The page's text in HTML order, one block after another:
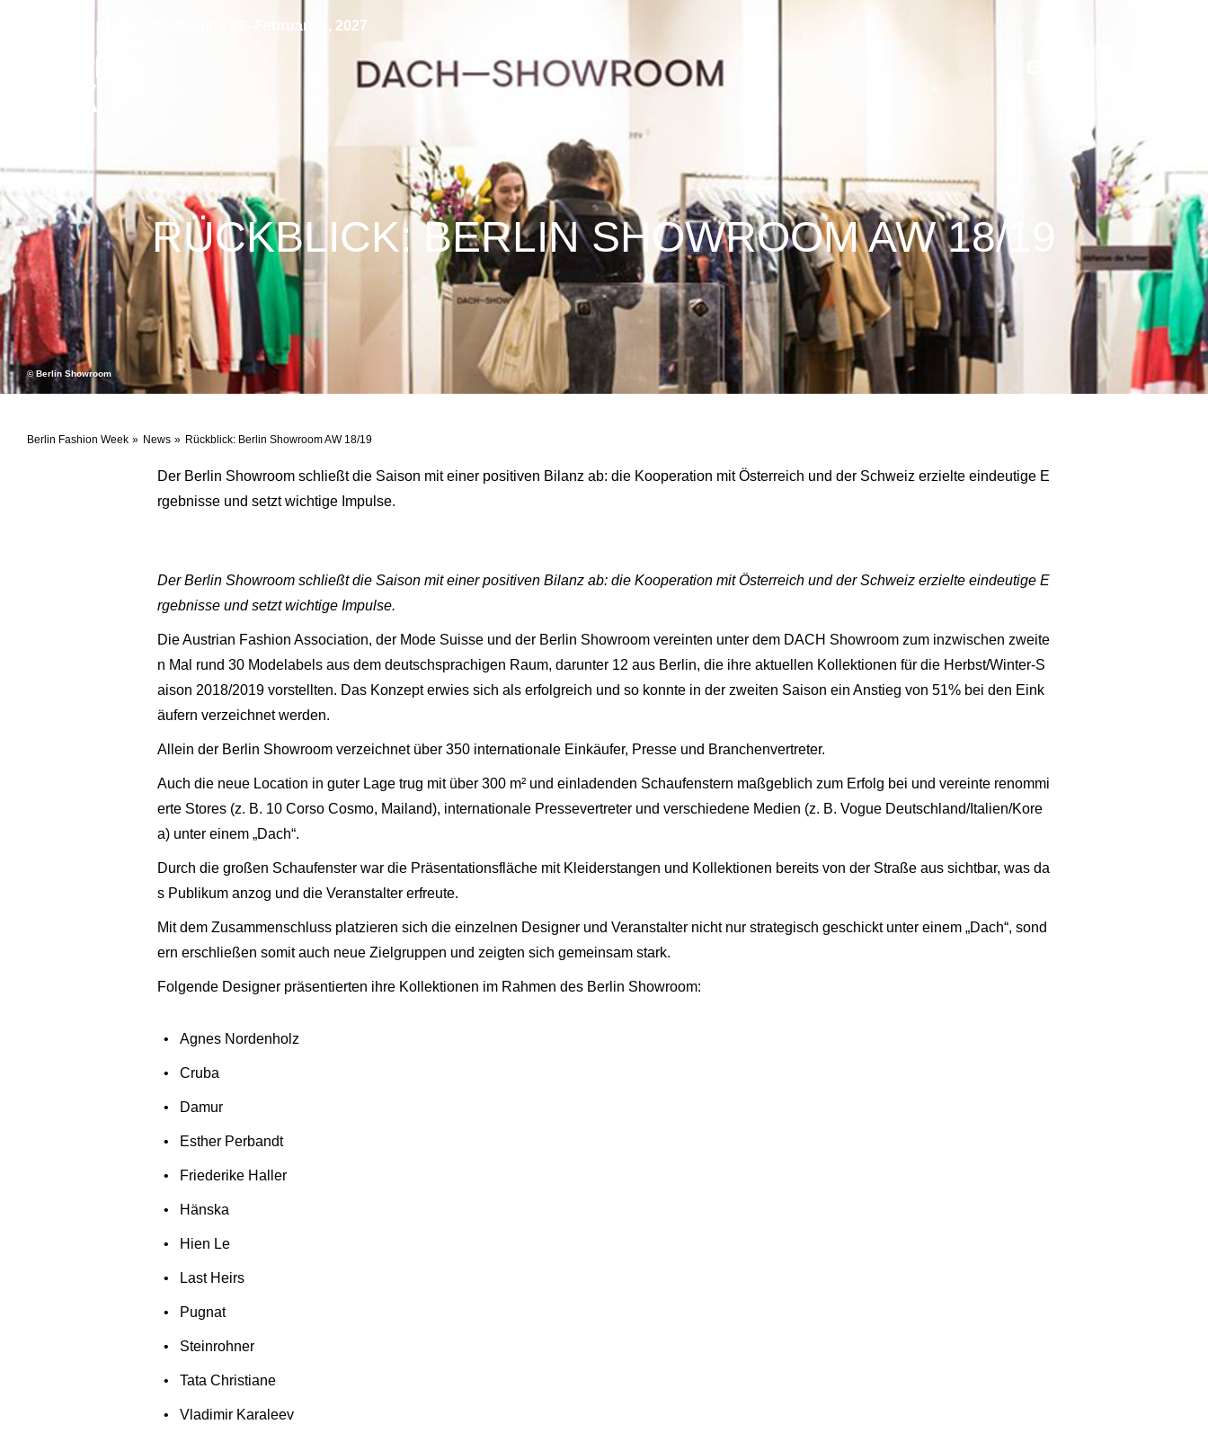
AW27 / January 29–February 1, 2027
Berlin Fashion Week News Rückblick: Berlin Showroom AW 18/19
RÜCKBLICK: BERLIN SHOWROOM AW 18/19
© Berlin Showroom
Der Berlin Showroom schließt die Saison mit einer positiven Bilanz ab: die Kooperation mit Österreich und der Schweiz erzielte eindeutige E
rgebnisse und setzt wichtige Impulse.
Der Berlin Showroom schließt die Saison mit einer positiven Bilanz ab: die Kooperation mit Österreich und der Schweiz erzielte eindeutige E
rgebnisse und setzt wichtige Impulse.
Die Austrian Fashion Association, der Mode Suisse und der Berlin Showroom vereinten unter dem DACH Showroom zum inzwischen zweite
n Mal rund 30 Modelabels aus dem deutschsprachigen Raum, darunter 12 aus Berlin, die ihre aktuellen Kollektionen für die Herbst/Winter-S
aison 2018/2019 vorstellten. Das Konzept erwies sich als erfolgreich und so konnte in der zweiten Saison ein Anstieg von 51% bei den Eink
äufern verzeichnet werden.
Allein der Berlin Showroom verzeichnet über 350 internationale Einkäufer, Presse und Branchenvertreter.
Auch die neue Location in guter Lage trug mit über 300 m² und einladenden Schaufenstern maßgeblich zum Erfolg bei und vereinte renommi
erte Stores (z. B. 10 Corso Cosmo, Mailand), internationale Pressevertreter und verschiedene Medien (z. B. Vogue Deutschland/Italien/Kore
a) unter einem „Dach“.
Durch die großen Schaufenster war die Präsentationsfläche mit Kleiderstangen und Kollektionen bereits von der Straße aus sichtbar, was da
s Publikum anzog und die Veranstalter erfreute.
Mit dem Zusammenschluss platzieren sich die einzelnen Designer und Veranstalter nicht nur strategisch geschickt unter einem „Dach“, sond
ern erschließen somit auch neue Zielgruppen und zeigten sich gemeinsam stark.
Folgende Designer präsentierten ihre Kollektionen im Rahmen des Berlin Showroom:
Agnes Nordenholz
Cruba
Damur
Esther Perbandt
Friederike Haller
Hänska
Hien Le
Last Heirs
Pugnat
Steinrohner
Tata Christiane
Vladimir Karaleev